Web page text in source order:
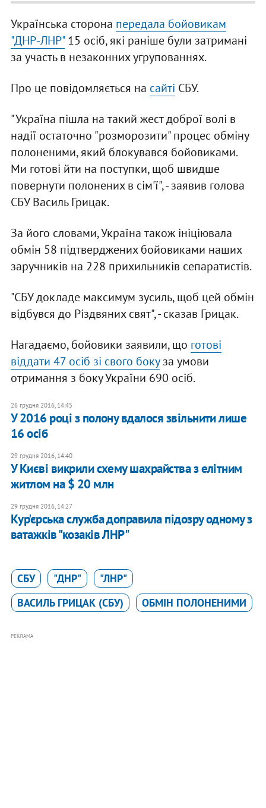
Українська сторона передала бойовикам
"ДНР-ЛНР"15 осіб, які раніше були затримані
за участь в незаконних угрупованнях.
Про це повідомляється на сайті СБУ.
"Україна пішла на такий жест доброї волі в
надії остаточно "розморозити" процес обміну
полоненими, який блокувався бойовиками.
Ми готові йти на поступки, щоб швидше
повернути полонених в сім'ї", - заявив голова
СБУ Василь Грицак.
За його словами, Україна також ініціювала
обмін 58 підтверджених бойовиками наших
заручників на 228 прихильників сепаратистів.
"СБУ докладе максимум зусиль, щоб цей обмін
відбувся до Різдвяних свят", - сказав Грицак.
Нагадаємо, бойовики заявили, що готові
віддати 47 осіб зі свого бокуза умови
отримання з боку України 690 осіб.
26 грудня 2016, 14:45
У 2016 році з полону вдалося звільнити лише
16 осіб
29 грудня 2016, 14:40
У Києві викрили схему шахрайства з елітним
житлом на $ 20 млн
29 грудня 2016, 14:27
Кур'єрська служба доправила підозру одному з
ватажків "козаків ЛНР"
СБУ "ДНР"
"ЛНР"
ВАСИЛЬ ГРИЦАК (СБУ)
ОБМІН ПОЛОНЕНИМИ
РЕКЛАМА